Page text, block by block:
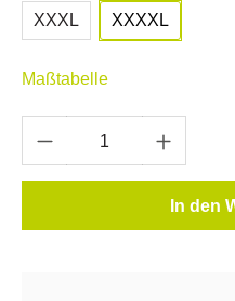
XXXL XXXXL
Maßtabelle
In den